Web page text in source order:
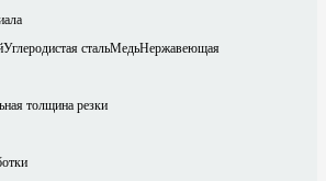
Углеродистая стальМедьНержавеющая
толщина резки